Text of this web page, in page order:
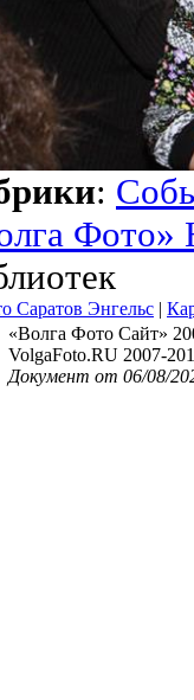
:
Фото»
Саратов Энгельс |
«Волга Фото Сайт»
VolgaFoto.RU 2007-
Документ от 06/08/